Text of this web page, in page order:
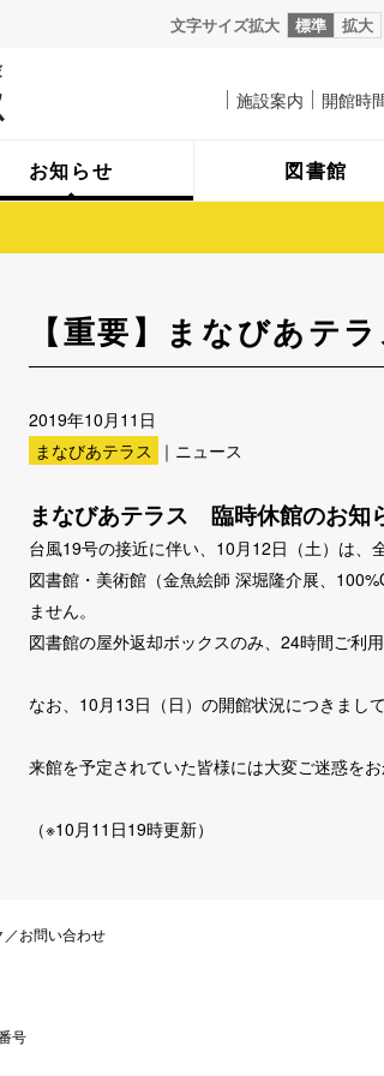
文字サイズ拡大 標準 拡大
お知らせ 図書館
施設案内 開館時
【重要】まなびあテ
2019年10月11日
まなびあテラス
｜ニュース
まなびあテラス 臨時休館のお知
台風19号の接近に伴い、10月12日（土）は、
図書館・美術館（金魚絵師 深堀隆介展、
ません。
図書館の屋外返却ボックスのみ、24時間ご利用
なお、10月13日（日）の開館状況につきまし
来館を予定されていた皆様には大変ご迷惑を
（※10月11日19時更新）
／お問い合わせ
号